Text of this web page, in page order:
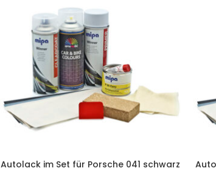
Autolack im Set für Porsche 041 schwarz